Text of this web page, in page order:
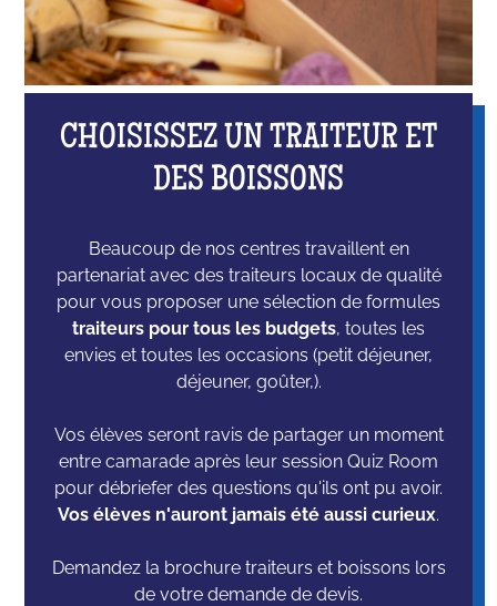
CHOISISSEZ UN TRAITEUR ET
DES BOISSONS
Beaucoup de nos centres travaillent en
partenariat avec des traiteurs locaux de qualité
pour vous proposer une sélection de formules
traiteurs pour tous les budgets, toutes les
envies et toutes les occasions (petit déjeuner,
déjeuner, goûter,).
Vos élèves seront ravis de partager un moment
entre camarade après leur session Quiz Room
pour débriefer des questions qu'ils ont pu avoir.
Vos élèves n'auront jamais été aussi curieux.
Demandez la brochure traiteurs et boissons lors
de votre demande de devis.